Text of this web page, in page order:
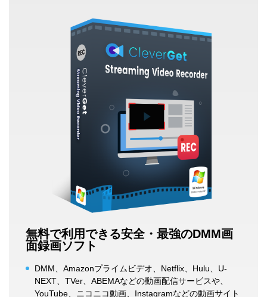
無料で利用できる安全・最強のDMM画
面録画ソフト
DMM、Amazonプライムビデオ、Netflix、Hulu、U-
NEXT、TVer、ABEMAなどの動画配信サービスや、
YouTube、ニコニコ動画、Instagramなどの動画サイト